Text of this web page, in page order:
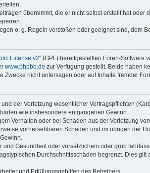
übernimmt, die er nicht selbst erstellt hat oder
o. g. Regeln verstoßen oder geeignet sind, dem
License v2“ (GPL) bereitgestellten Foren-Software
www.phpbb.de zur Verfügung gestellt. Beide haben
nicht untersagen oder auf Inhalte fremder
der Verletzung wesentlicher Vertragspflichten
wie insbesondere entgangenen Gewinn.
Verhalten oder bei Schäden aus der Verletzung
vorhersehbaren Schäden und im übrigen der
Gesundheit oder vorsätzlichem oder grob
Durchschnittsschäden begrenzt. Dies
und Erfüllungsgehilfen des Betreibers.